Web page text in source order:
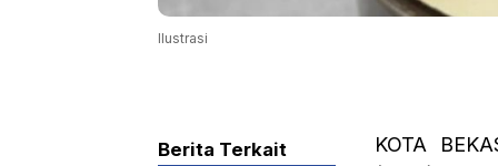
Ilustrasi
KOTA
Berita Terkait